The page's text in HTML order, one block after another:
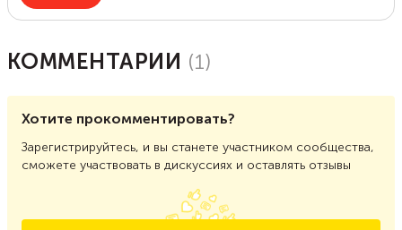
КОММЕНТАРИИ (1)
Хотите прокомментировать?
Зарегистрируйтесь, и вы станете участником сообщества,
сможете участвовать в дискуссиях и оставлять отзывы